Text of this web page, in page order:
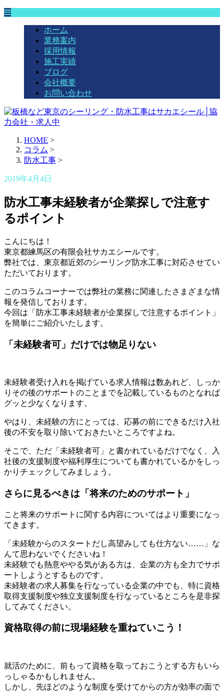
ホーム
業務案内
採用情報
施工実績
ブログ
会社概要
お問い合わせ
HOME >
コラム >
防水工事 >
2019年4月4日
防水工事未経験者が企業探しで注意す
るポイント
こんにちは！
東京都練馬区の有限会社サカエシールです。
弊社では、東京都近郊のシーリング防水工事に対応させてい
ただいております。
このコラムコーナーでは弊社の業務に関連したさまざまな情
報を発信しております。
今回は「防水工事未経験者が企業探しで注意するポイント」
を簡単にご紹介いたします。
「未経験者可」だけでは物足りない
未経験者受け入れを掲げている求人情報は数あれど、しっか
りその後のサポートのことまでを記載しているものとなれば
グッと少なくなります。
やはり、未経験の方にとっては、応募の前にできるだけ入社
後の不安を取り除いておきたいところですよね。
そこで、ただ「未経験者可」と書かれているだけでなく、入
社後の支援制度や福利厚生についても書かれているかをしっ
かりチェックしてみましょう。
さらに見るべきは「将来のためのサポート」
こと将来のサポートに関する内容についてはより重要になっ
てきます。
「未経験からのスタートだし高望みしても仕方ない……」な
んて思わないでくださいね！
未経験でも熱意ややる気がある方は、企業の方も全力でサポ
ートしようとするものです。
未経験者の求人募集を行なっている企業の中でも、特に資格
取得支援制度や独立支援制度を行なっているところを是非探
してみてください。
資格取得の前に現場経験を重ねていこう！
就活のために、前もって資格を取っておこうとする方もいら
っしゃるかもしれません。
しかし、先ほどのような制度を受けてからの方が効率の面で